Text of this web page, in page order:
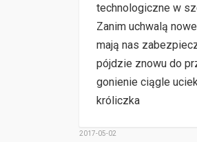
technologiczne w
Zanim uchwalą
mają nas
pójdzie znowu do
gonienie ciągle
króliczka
2017-05-02